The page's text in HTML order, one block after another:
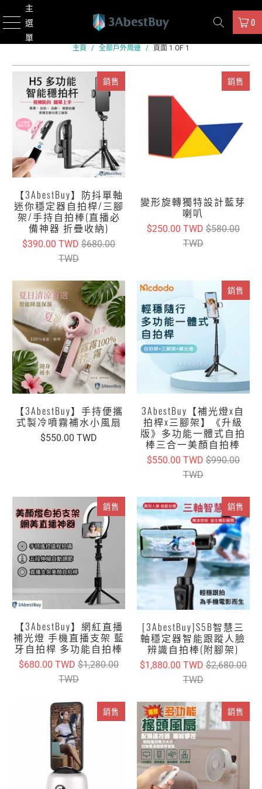
主
選
單
0
主頁 / 全部戶外周邊 / 頁面 1 OF 1
銷售
【3AbestBuy】防抖單軸
迷你穩定器自拍桿/三腳
架/手持自拍棒(直播必
備神器 折疊收納)
$390.00 TWD$680.00
TWD
銷售
變形旋轉獨特設計藍芽
喇叭
$250.00 TWD$580.00
TWD
【3AbestBuy】手持便攜
式製冷噴霧補水小風扇
$550.00 TWD
銷售
3AbestBuy【補光燈x自
拍桿x三腳架】《升級
版》多功能一體式自拍
棒三合一美顏自拍棒
$550.00 TWD$990.00
TWD
銷售
【3AbestBuy】網紅直播
補光燈 手機直播支架 藍
牙自拍桿 多功能自拍棒
$680.00 TWD$1,280.00
TWD
銷售
[3AbestBuy]S5B智慧三
軸穩定器智能跟蹤人臉
辨識自拍棒(附腳架)
$1,880.00 TWD$2,680.00
TWD
銷售 銷售